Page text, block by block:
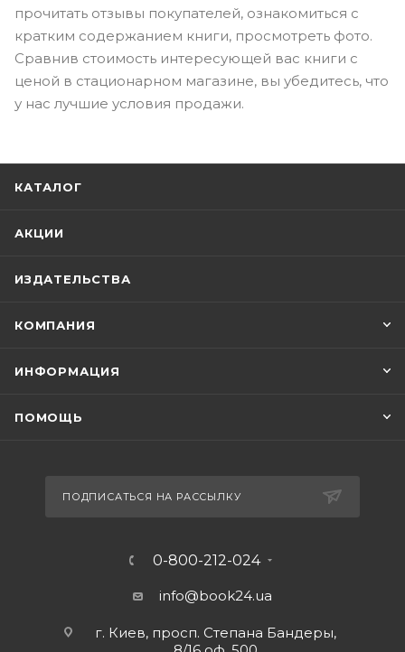
прочитать отзывы покупателей, ознакомиться с
кратким содержанием книги, просмотреть фото.
Сравнив стоимость интересующей вас книги с
ценой в стационарном магазине, вы убедитесь, что
у нас лучшие условия продажи.
КАТАЛОГ
АКЦИИ
ИЗДАТЕЛЬСТВА
КОМПАНИЯ
ИНФОРМАЦИЯ
ПОМОЩЬ
ПОДПИСАТЬСЯ НА РАССЫЛКУ
0-800-212-024
info@book24.ua
г. Киев, просп. Степана Бандеры,